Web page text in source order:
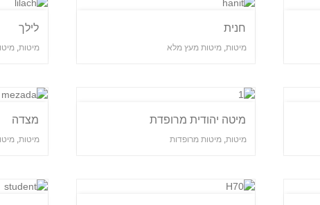
חנית
מיטות, מיטות מעץ מלא
לילך
מיטות,
מיטה יהודית מרופדת
מיטות, מיטות מרופדות
מצדה
מיטות,